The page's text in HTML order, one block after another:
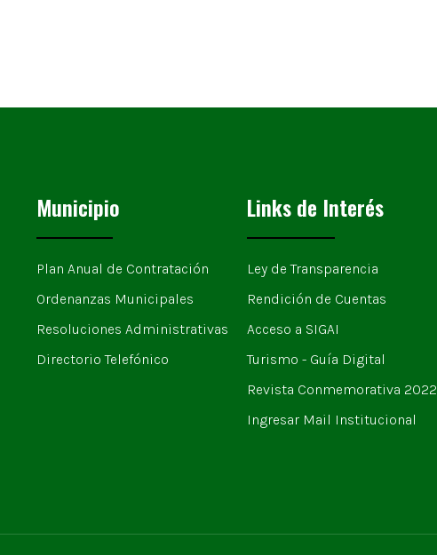
Municipio
Plan Anual de Contratación
Ordenanzas Municipales
Resoluciones Administrativas
Directorio Telefónico
Links de Interés
Ley de Transparencia
Rendición de Cuentas
Acceso a SIGAI
Turismo - Guía Digital
Revista Conmemorativa 2022
Ingresar Mail Institucional